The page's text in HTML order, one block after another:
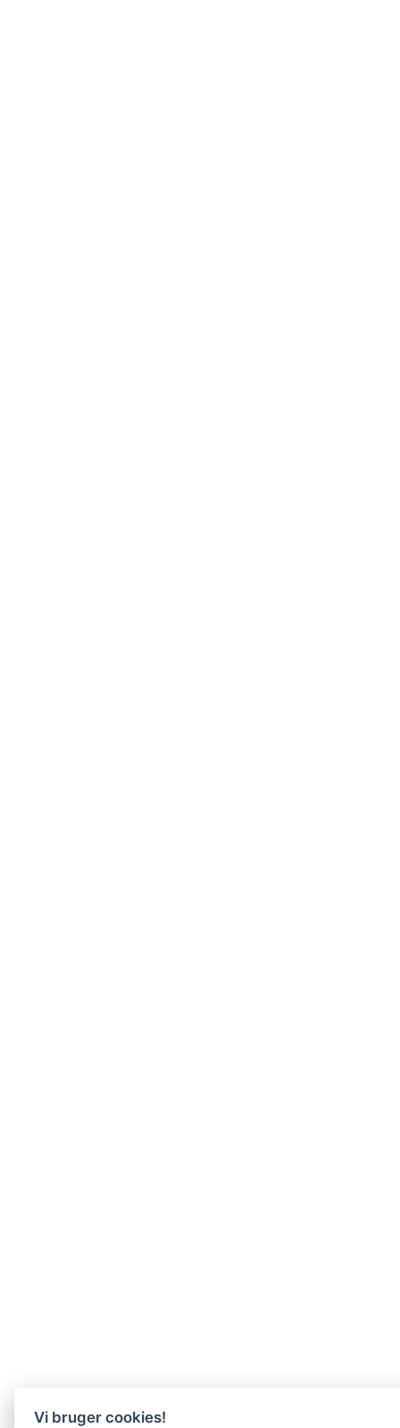
Vi bruger cookies!